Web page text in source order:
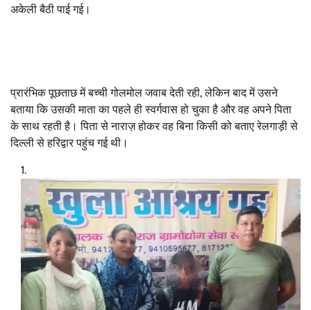
अकेली बैठी पाई गई।
प्रारंभिक पूछताछ में बच्ची गोलमोल जवाब देती रही, लेकिन बाद में उसने
बताया कि उसकी माता का पहले ही स्वर्गवास हो चुका है और वह अपने पिता
के साथ रहती है। पिता से नाराज़ होकर वह बिना किसी को बताए रेलगाड़ी से
दिल्ली से हरिद्वार पहुंच गई थी।